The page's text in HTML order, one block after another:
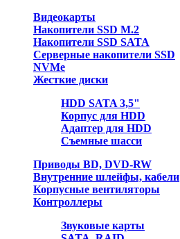
Видеокарты
Накопители SSD M.2
Накопители SSD SATA
Серверные накопители SSD
NVMe
Жесткие диски
HDD SATA 3,5"
Корпус для HDD
Адаптер для HDD
Съемные шасси
Приводы BD, DVD-RW
Внутренние шлейфы, кабели
Корпусные вентиляторы
Контроллеры
Звуковые карты